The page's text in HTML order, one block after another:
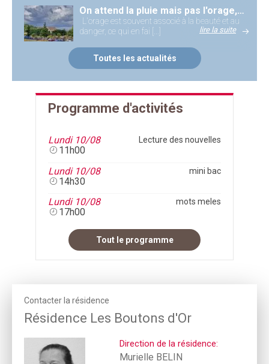
On attend la pluie mais pas l'orage, si beau mais si dangereux à la fois
L'orage est souvent associé à la beauté et au
danger, ce qui en fai [...]
lire la suite
Toutes les actualités
Programme d'activités
Lundi 10/08
11h00
Lecture des nouvelles
Lundi 10/08
14h30
mini bac
Lundi 10/08
17h00
mots meles
Tout le programme
Contacter la résidence
Résidence Les Boutons d'Or
Direction de la résidence:
Murielle BELIN